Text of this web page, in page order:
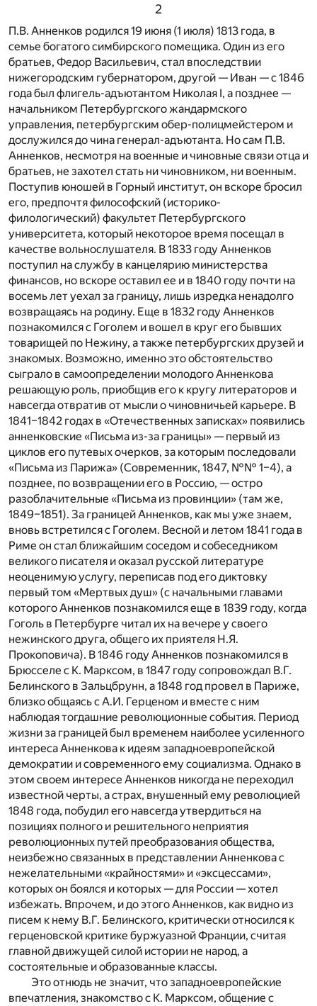
2
П.В. Анненков родился 19 июня (1 июля) 1813 года, в
семье богатого симбирского помещика. Один из его
братьев, Федор Васильевич, стал впоследствии
нижегородским губернатором, другой — Иван — с 1846
года был флигель-адъютантом Николая I, а позднее —
начальником Петербургского жандармского
управления, петербургским обер-полицмейстером и
дослужился до чина генерал-адъютанта. Но сам П.В.
Анненков, несмотря на военные и чиновные связи отца и
братьев, не захотел стать ни чиновником, ни военным.
Поступив юношей в Горный институт, он вскоре бросил
его, предпочтя философский (историко-
филологический) факультет Петербургского
университета, который некоторое время посещал в
качестве вольнослушателя. В 1833 году Анненков
поступил на службу в канцелярию министерства
финансов, но вскоре оставил ее и в 1840 году почти на
восемь лет уехал за границу, лишь изредка ненадолго
возвращаясь на родину. Еще в 1832 году Анненков
познакомился с Гоголем и вошел в круг его бывших
товарищей по Нежину, а также петербургских друзей и
знакомых. Возможно, именно это обстоятельство
сыграло в самоопределении молодого Анненкова
решающую роль, приобщив его к кругу литераторов и
навсегда отвратив от мысли о чиновничьей карьере. В
1841–1842 годах в «Отечественных записках» появились
анненковские «Письма из-за границы» — первый из
циклов его путевых очерков, за которым последовали
«Письма из Парижа» (Современник, 1847, №№ 1–4), а
позднее, по возвращении его в Россию, — остро
разоблачительные «Письма из провинции» (там же,
1849–1851). За границей Анненков, как мы уже знаем,
вновь встретился с Гоголем. Весной и летом 1841 года в
Риме он стал ближайшим соседом и собеседником
великого писателя и оказал русской литературе
неоценимую услугу, переписав под его диктовку
первый том «Мертвых душ» (с начальными главами
которого Анненков познакомился еще в 1839 году, когда
Гоголь в Петербурге читал их на вечере у своего
нежинского друга, общего их приятеля Н.Я.
Прокоповича). В 1846 году Анненков познакомился в
Брюсселе с К. Марксом, в 1847 году сопровождал В.Г.
Белинского в Зальцбрунн, а 1848 год провел в Париже,
близко общаясь с А.И. Герценом и вместе с ним
наблюдая тогдашние революционные события. Период
жизни за границей был временем наиболее усиленного
интереса Анненкова к идеям западноевропейской
демократии и современного ему социализма. Однако в
этом своем интересе Анненков никогда не переходил
известной черты, а страх, внушенный ему революцией
1848 года, побудил его навсегда утвердиться на
позициях полного и решительного неприятия
революционных путей преобразования общества,
неизбежно связанных в представлении Анненкова с
нежелательными «крайностями» и «эксцессами»,
которых он боялся и которых — для России — хотел
избежать. Впрочем, и до этого Анненков, как видно из
писем к нему В.Г. Белинского, критически относился к
герценовской критике буржуазной Франции, считая
главной движущей силой истории не народ, а
состоятельные и образованные классы.
Это отнюдь не значит, что западноевропейские
впечатления, знакомство с К. Марксом, общение с